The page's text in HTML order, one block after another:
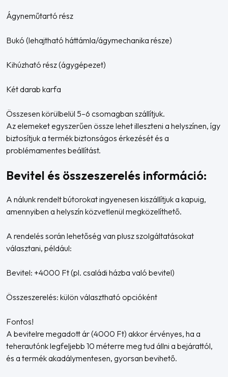
Ágyneműtartó rész
Bukó (lehajtható háttámla/ágymechanika része)
Kihúzható rész (ágygépezet)
Két darab karfa
Összesen körülbelül 5–6 csomagban szállítjuk.
Az elemeket egyszerűen össze lehet illeszteni a helyszínen, így
biztosítjuk a termék biztonságos érkezését és a
problémamentes beállítást.
Bevitel és összeszerelés információ:
A nálunk rendelt bútorokat ingyenesen kiszállítjuk a kapuig,
amennyiben a helyszín közvetlenül megközelíthető.
A rendelés során lehetőség van plusz szolgáltatásokat
választani, például:
Bevitel: +4000 Ft (pl. családi házba való bevitel)
Összeszerelés: külön választható opcióként
Fontos!
A bevitelre megadott ár (4000 Ft) akkor érvényes, ha a
teherautónk legfeljebb 10 méterre meg tud állni a bejárattól,
és a termék akadálymentesen, gyorsan bevihető.